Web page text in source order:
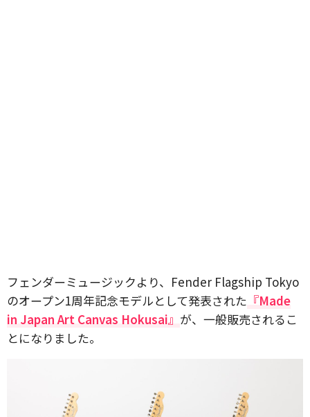
フェンダーミュージックより、Fender Flagship Tokyo
のオープン1周年記念モデルとして発表された 『Made
in Japan Art Canvas Hokusai』 が、一般販売されるこ
とになりました。